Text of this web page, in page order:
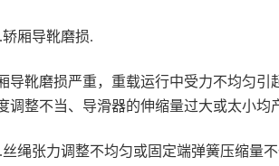
轿厢导靴磨损.
导靴磨损严重，重载运行中受力不均匀
调整不当、导滑器的伸缩量过大或太小均
丝绳张力调整不均匀或固定端弹簧压缩量